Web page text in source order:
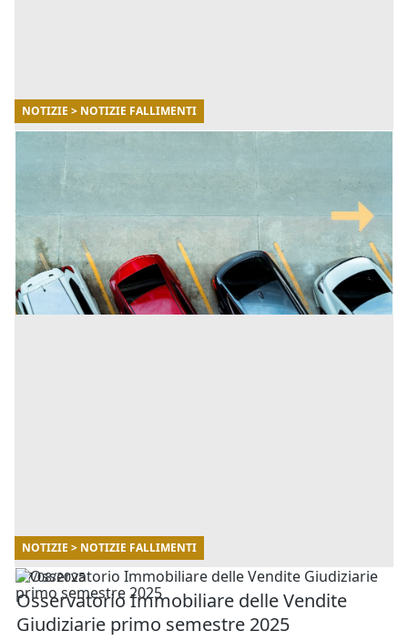
NOTIZIE > NOTIZIE FALLIMENTI
Chi deve pagare l’IMU sul posto auto
scoperto?
In questo articolo scopriremo tutto quello che bisogna
sapere sul pagamento dell'IMU relativamente ai posti
auto scoperti, seguendo la normativa vigente. [...]
NOTIZIE > NOTIZIE FALLIMENTI
07/08/2025
Osservatorio Immobiliare delle Vendite
Giudiziarie primo semestre 2025